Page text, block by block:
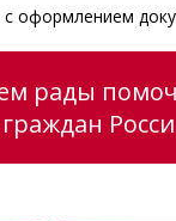
оформлением
рады